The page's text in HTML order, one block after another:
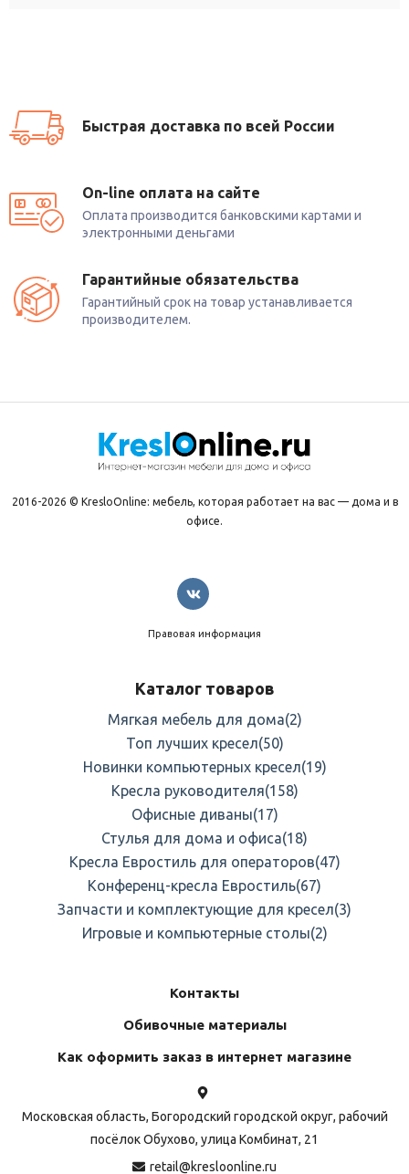
Быстрая доставка по всей России
On-line оплата на сайте
Оплата производится банковскими картами и
электронными деньгами
Гарантийные обязательства
Гарантийный срок на товар устанавливается
производителем.
2016-2026 © KresloOnline: мебель, которая работает на вас — дома и в
офисе.
Правовая информация
Каталог товаров
Мягкая мебель для дома(2)
Топ лучших кресел(50)
Новинки компьютерных кресел(19)
Кресла руководителя(158)
Офисные диваны(17)
Стулья для дома и офиса(18)
Кресла Евростиль для операторов(47)
Конференц-кресла Евростиль(67)
Запчасти и комплектующие для кресел(3)
Игровые и компьютерные столы(2)
Контакты
Обивочные материалы
Как оформить заказ в интернет магазине
Московская область, Богородский городской округ, рабочий
посёлок Обухово, улица Комбинат, 21
retail@kresloonline.ru